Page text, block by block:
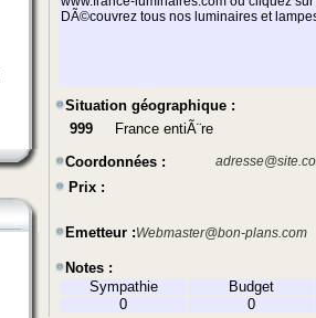
Situation géographique :
999
France entiÃ¨re
Coordonnées :
Prix :
Emetteur :Webmaster@bon-plans.com
Notes :
Sympathie
Budget
0
0